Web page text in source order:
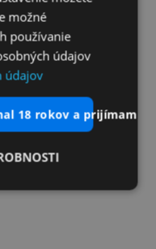
možné
používanie
údajov
údajov
18 rokov a prijímam